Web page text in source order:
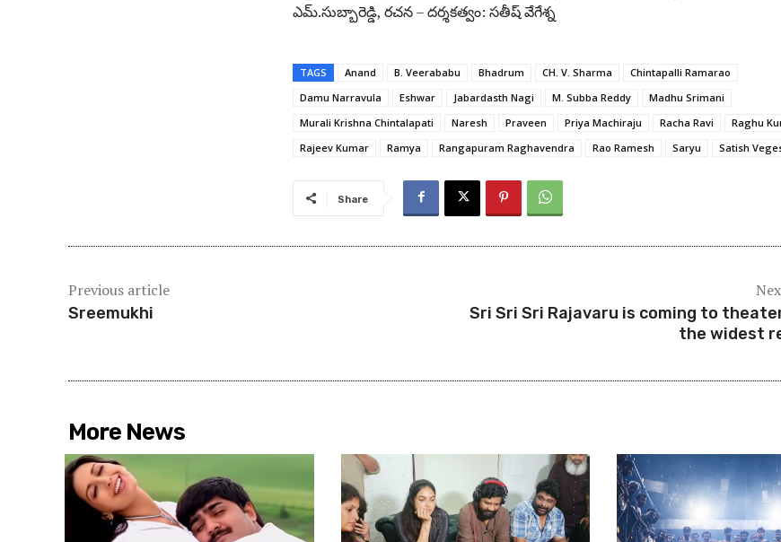
ఎమ్.సుబ్బారెడ్డి, రచన – దర్శకత్వం: సతీష్ వేగేశ్న
TAGS Anand B. Veerababu Bhadrum CH. V. Sharma
Chintapalli Ramarao
Damu Narravula
Eshwar Jabardasth Nagi M. Subba Reddy
Madhu Srimani
Murali Krishna Chintalapati
Naresh Praveen Priya Machiraju Racha Ravi
Raghu
Rajeev Kumar
Ramya Rangapuram Raghavendra Rao Ramesh Saryu Satish
Share
Previous article
Sreemukhi
Sri Sri Sri Rajavaru is coming to
the widest
More News